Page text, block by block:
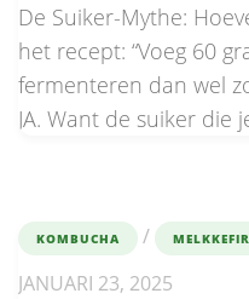
De Suiker-Mythe:
het recept: “Voeg 60
fermenteren dan wel
JA. Want de suiker die
KOMBUCHA / MELKKEFIR
JANUARI 23, 2025